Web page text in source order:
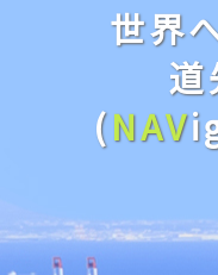
世界
道
(NAV